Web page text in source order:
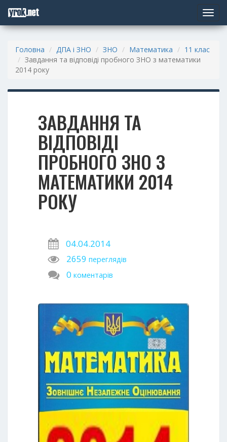
Toggle
Головна ДПА і ЗНО ЗНО Математика
11 клас
Завдання та відповіді пробного ЗНО з математики
2014 року
ЗАВДАННЯ ТА
ВІДПОВІДІ
ПРОБНОГО ЗНО З
МАТЕМАТИКИ 2014
РОКУ
04.04.2014
2659 переглядів
0 коментарів